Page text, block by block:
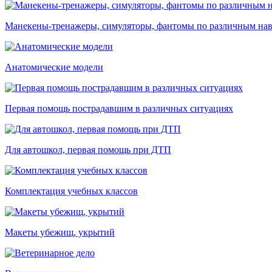
Манекены-тренажеры, симуляторы, фантомы по различным
Анатомические модели
Первая помощь пострадавшим в различных ситуациях
Для автошкол, первая помощь при ДТП
Комплектация учебных классов
Макеты убежищ, укрытий